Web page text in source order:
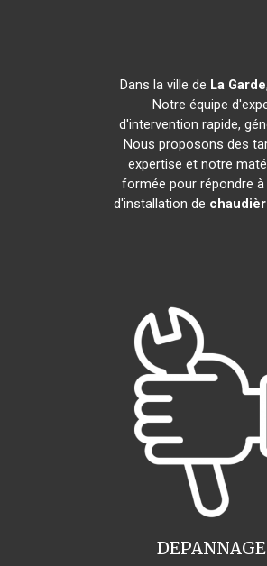
Dans la ville de La Garde
Notre équipe
d'intervention rapide,
Nous proposons des
expertise et notre
formée pour répondre
d'installation de
DEPANNAGE